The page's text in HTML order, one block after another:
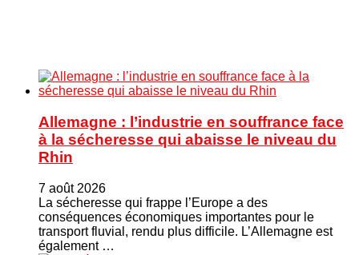
Allemagne : l’industrie en souffrance face
à la sécheresse qui abaisse le niveau du
Rhin
7 août 2026
La sécheresse qui frappe l’Europe a des
conséquences économiques importantes pour le
transport fluvial, rendu plus difficile. L’Allemagne est
également …